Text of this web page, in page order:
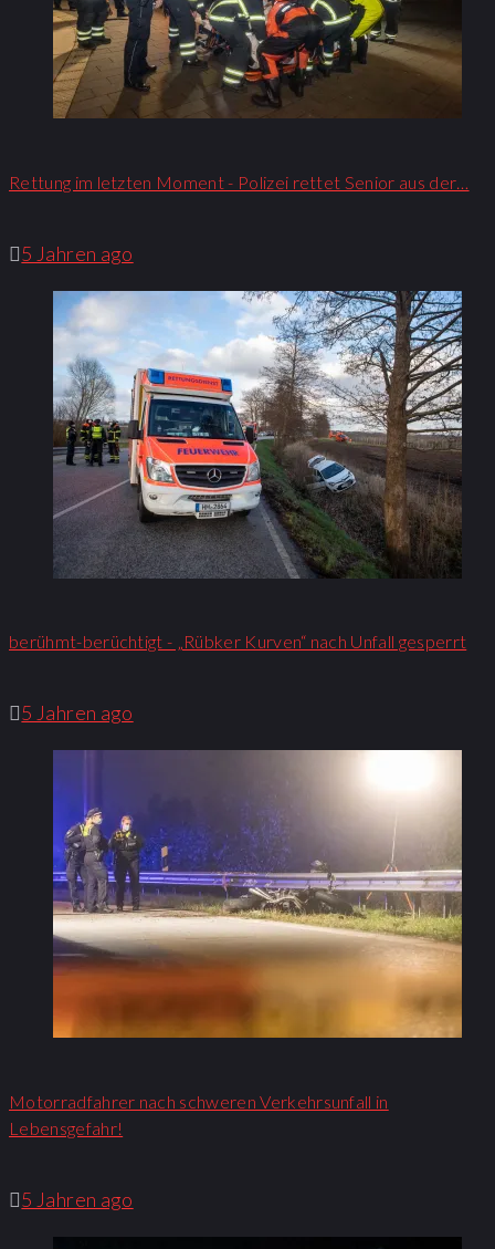
Rettung im letzten Moment - Polizei rettet Senior aus der…
5 Jahren ago
berühmt-berüchtigt - „Rübker Kurven“ nach Unfall gesperrt
5 Jahren ago
Motorradfahrer nach schweren Verkehrsunfall in
Lebensgefahr!
5 Jahren ago